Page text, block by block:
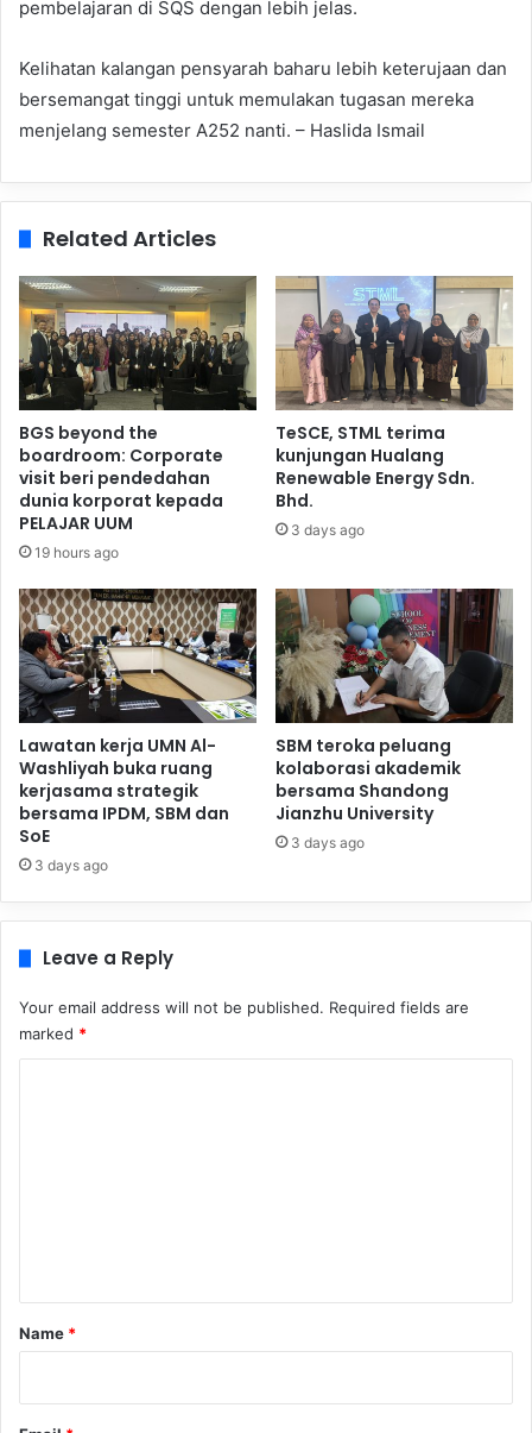
pembelajaran di SQS dengan lebih jelas.
Kelihatan kalangan pensyarah baharu lebih keterujaan dan
bersemangat tinggi untuk memulakan tugasan mereka
menjelang semester A252 nanti. – Haslida Ismail
Related Articles
BGS beyond the
boardroom: Corporate
visit beri pendedahan
dunia korporat kepada
PELAJAR UUM
19 hours ago
TeSCE, STML terima
kunjungan Hualang
Renewable Energy Sdn.
Bhd.
3 days ago
Lawatan kerja UMN Al-
Washliyah buka ruang
kerjasama strategik
bersama IPDM, SBM dan
SoE
3 days ago
SBM teroka peluang
kolaborasi akademik
bersama Shandong
Jianzhu University
3 days ago
Leave a Reply
Your email address will not be published. Required fields are
marked *
*
Name *